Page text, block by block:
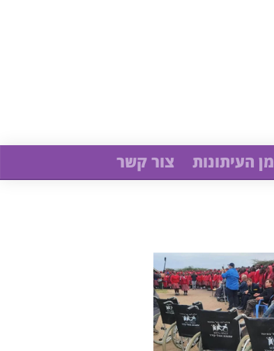
מן העיתונות צור קשר